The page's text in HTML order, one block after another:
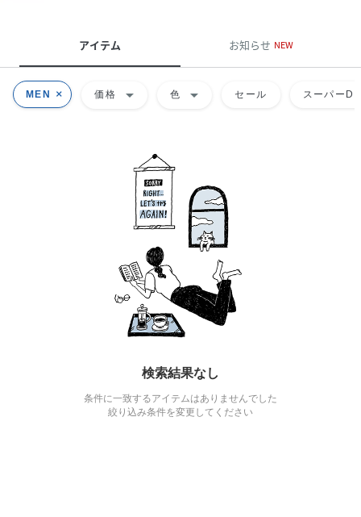
アイテム お知らせ NEW
MEN 価格 arrow_drop_down 色 arrow_drop_down セール スーパー
検索結果なし
条件に一致するアイテムはありませんでした
絞り込み条件を変更してください